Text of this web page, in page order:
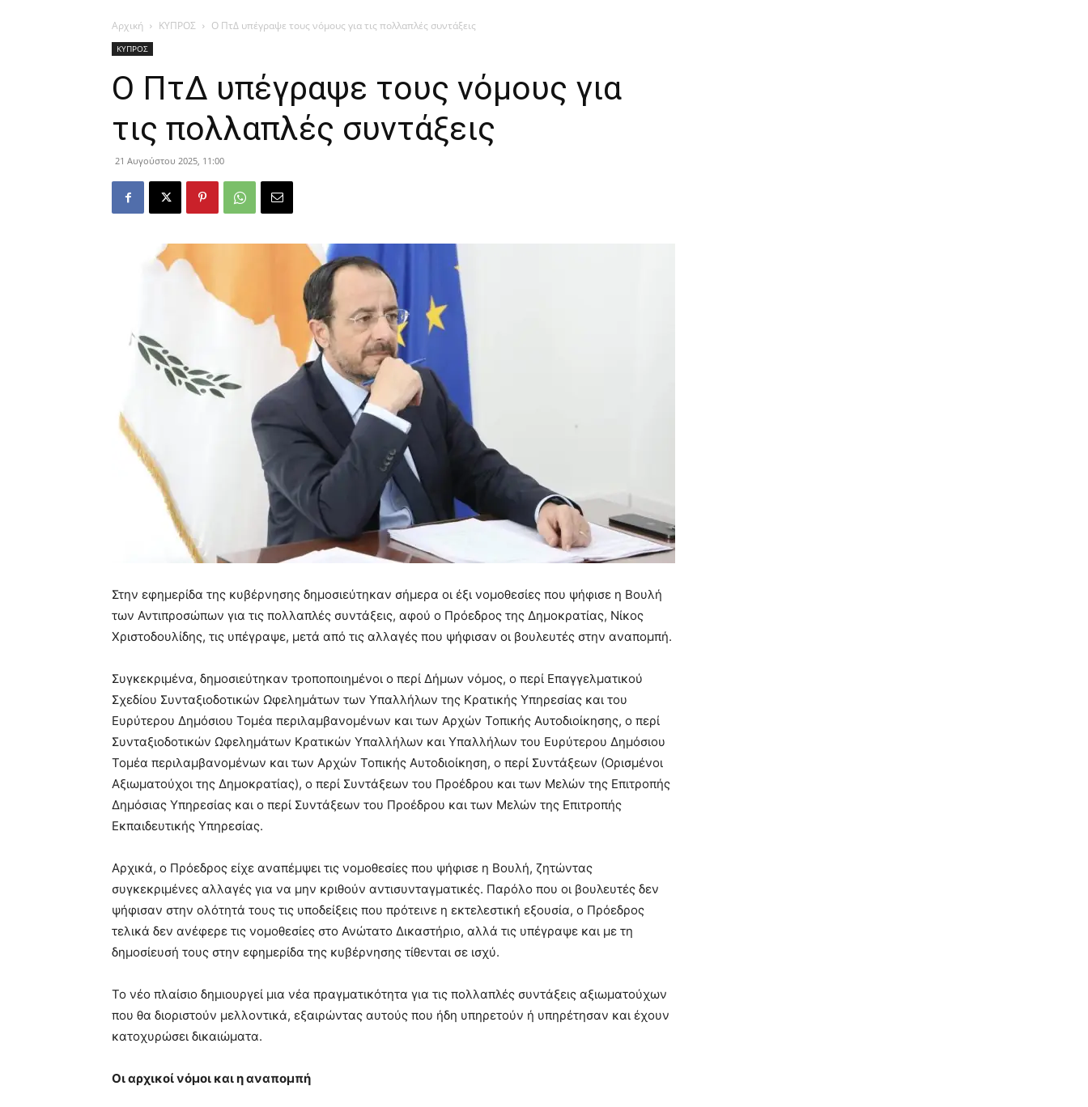
Αρχική ΚΥΠΡΟΣ Ο ΠτΔ υπέγραψε τους νόμους για τις πολλαπλές συντάξεις
ΚΥΠΡΟΣ
Ο ΠτΔ υπέγραψε τους νόμους για
τις πολλαπλές συντάξεις
21 Αυγούστου 2025, 11:00
Στην εφημερίδα της κυβέρνησης δημοσιεύτηκαν σήμερα οι έξι νομοθεσίες που ψήφισε η Βουλή
των Αντιπροσώπων για τις πολλαπλές συντάξεις, αφού ο Πρόεδρος της Δημοκρατίας, Νίκος
Χριστοδουλίδης, τις υπέγραψε, μετά από τις αλλαγές που ψήφισαν οι βουλευτές στην αναπομπή.
Συγκεκριμένα, δημοσιεύτηκαν τροποποιημένοι ο περί Δήμων νόμος, ο περί Επαγγελματικού
Σχεδίου Συνταξιοδοτικών Ωφελημάτων των Υπαλλήλων της Κρατικής Υπηρεσίας και του
Ευρύτερου Δημόσιου Τομέα περιλαμβανομένων και των Αρχών Τοπικής Αυτοδιοίκησης, ο περί
Συνταξιοδοτικών Ωφελημάτων Κρατικών Υπαλλήλων και Υπαλλήλων του Ευρύτερου Δημόσιου
Τομέα περιλαμβανομένων και των Αρχών Τοπικής Αυτοδιοίκηση, ο περί Συντάξεων (Ορισμένοι
Αξιωματούχοι της Δημοκρατίας), ο περί Συντάξεων του Προέδρου και των Μελών της Επιτροπής
Δημόσιας Υπηρεσίας και ο περί Συντάξεων του Προέδρου και των Μελών της Επιτροπής
Εκπαιδευτικής Υπηρεσίας.
Αρχικά, ο Πρόεδρος είχε αναπέμψει τις νομοθεσίες που ψήφισε η Βουλή, ζητώντας
συγκεκριμένες αλλαγές για να μην κριθούν αντισυνταγματικές. Παρόλο που οι βουλευτές δεν
ψήφισαν στην ολότητά τους τις υποδείξεις που πρότεινε η εκτελεστική εξουσία, ο Πρόεδρος
τελικά δεν ανέφερε τις νομοθεσίες στο Ανώτατο Δικαστήριο, αλλά τις υπέγραψε και με τη
δημοσίευσή τους στην εφημερίδα της κυβέρνησης τίθενται σε ισχύ.
Το νέο πλαίσιο δημιουργεί μια νέα πραγματικότητα για τις πολλαπλές συντάξεις αξιωματούχων
που θα διοριστούν μελλοντικά, εξαιρώντας αυτούς που ήδη υπηρετούν ή υπηρέτησαν και έχουν
κατοχυρώσει δικαιώματα.
Οι αρχικοί νόμοι και η αναπομπή